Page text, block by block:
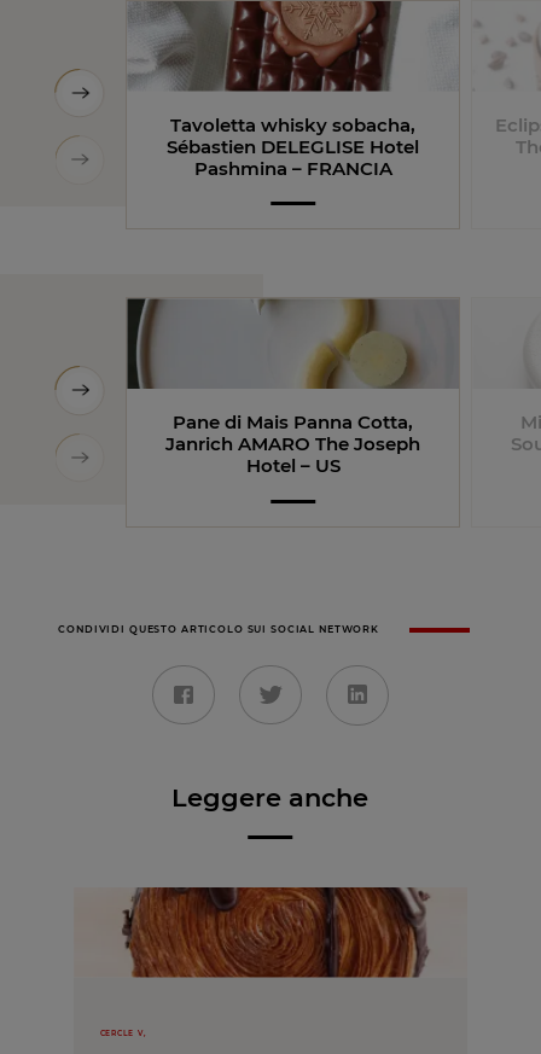
Tavoletta whisky sobacha,
Sébastien DELEGLISE Hotel
Pashmina – FRANCIA
Pane di Mais Panna Cotta,
Janrich AMARO The Joseph
Hotel – US
CONDIVIDI QUESTO ARTICOLO SUI SOCIAL NETWORK
Leggere anche
CERCLE V,